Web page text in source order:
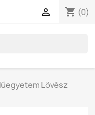
shopping_cart (0)

Lövész